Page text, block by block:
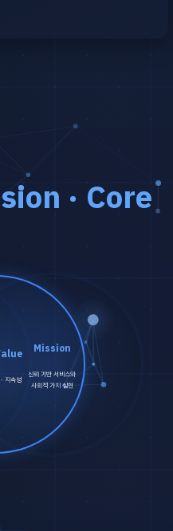
· Core
Mission
신뢰 기반 서비스와
사회적 가치 실현
지속성